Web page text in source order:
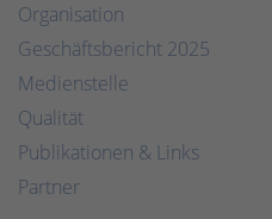
Organisation
Geschäftsbericht 2025
Medienstelle
Qualität
Publikationen & Links
Partner